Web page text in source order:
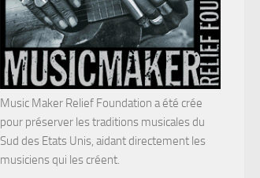
Music Maker Relief Foundation a été crée
pour préserver les traditions musicales du
Sud des Etats Unis, aidant directement les
musiciens qui les créent.